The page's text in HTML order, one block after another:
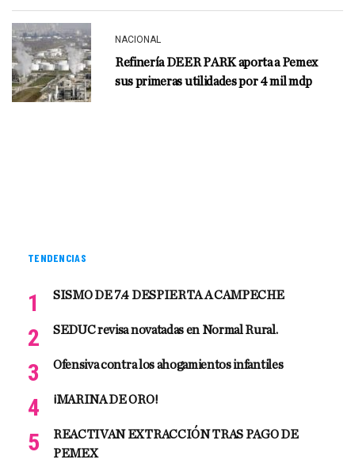
NACIONAL
Refinería DEER PARK aporta a Pemex
sus primeras utilidades por 4 mil mdp
TENDENCIAS
SISMO DE 7.4 DESPIERTA A CAMPECHE
SEDUC revisa novatadas en Normal Rural.
Ofensiva contra los ahogamientos infantiles
¡MARINA DE ORO!
REACTIVAN EXTRACCIÓN TRAS PAGO DE
PEMEX